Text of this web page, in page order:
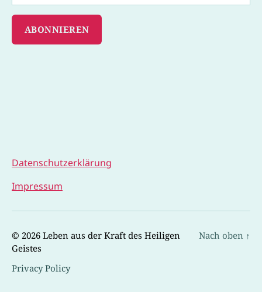
Datenschutzerklärung
Impressum
© 2026 Leben aus der Kraft des Heiligen
Geistes
Privacy Policy
Nach oben ↑